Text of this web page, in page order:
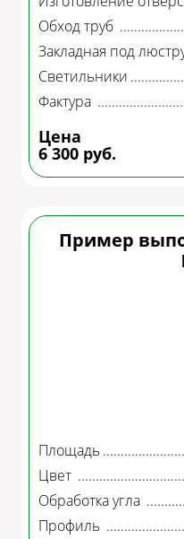
Обход труб
Закладная под
Светильники
Фактура
Цена
6 300 руб.
Пример
Площадь
Цвет
Обработка угла
Профиль